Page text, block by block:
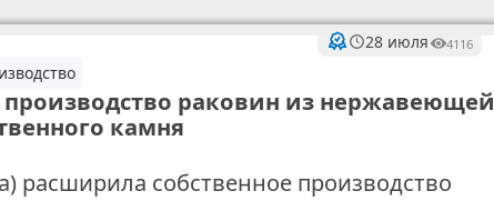
28 июля 4116
производство раковин из нержавеющей
камня
расширила собственное производство